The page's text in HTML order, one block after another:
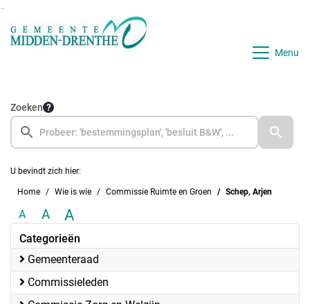
Ga naar de inhoud van deze pagina
Menu
Zoeken
U bevindt zich hier:
Home Wie is wie Commissie Ruimte en Groen Schep, Arjen
A A A
Categorieën
Gemeenteraad
Commissieleden